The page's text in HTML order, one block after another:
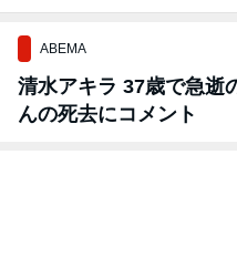
ABEMA
清水アキラ 37歳で急逝
んの死去にコメント